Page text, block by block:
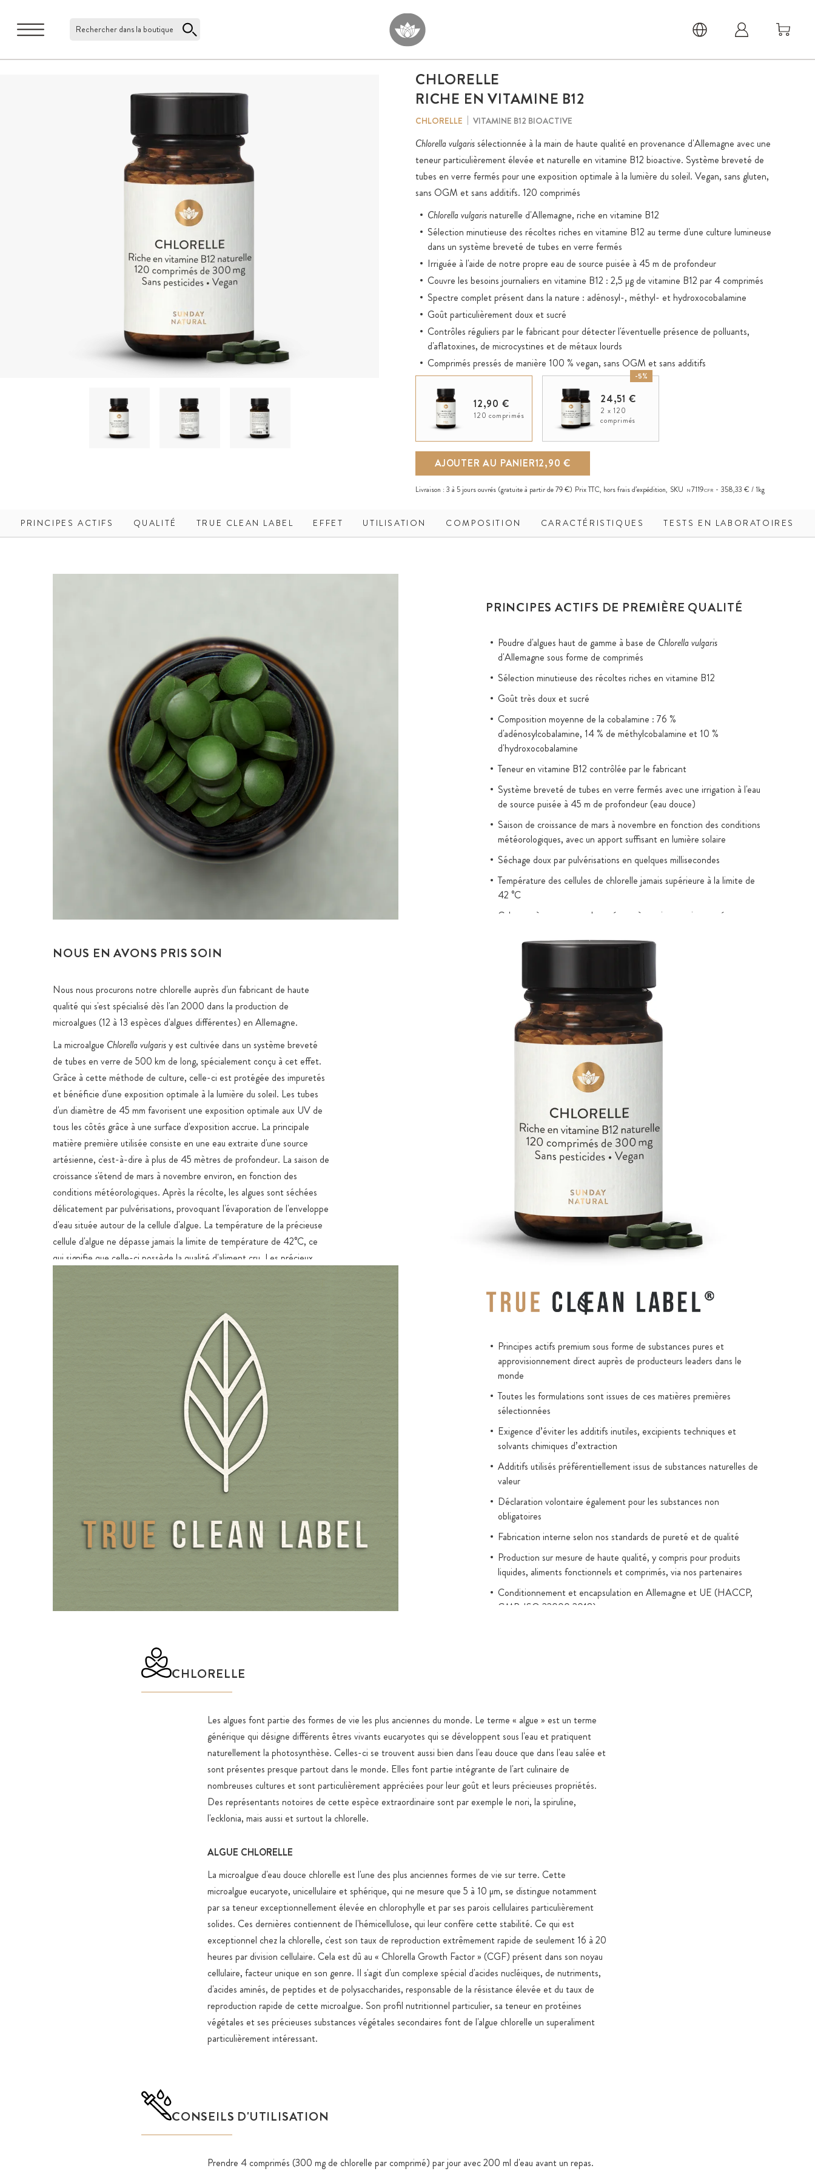
Rechercher dans la boutique
CHLORELLE
RICHE EN VITAMINE B12
CHLORELLE VITAMINE B12 BIOACTIVE
Chlorella vulgarissélectionnée à la main de haute qualité en provenance d'Allemagne avec une
teneur particulièrement élevée et naturelle en vitamine B12 bioactive. Système breveté de
tubes en verre fermés pour une exposition optimale à la lumière du soleil. Vegan, sans gluten,
sans OGM et sans additifs. 120 comprimés
Chlorella vulgarisnaturelle d'Allemagne, riche en vitamine B12
Sélection minutieuse des récoltes riches en vitamine B12 au terme d'une culture lumineuse
dans un système breveté de tubes en verre fermés
Irriguée à l'aide de notre propre eau de source puisée à 45 m de profondeur
Couvre les besoins journaliers en vitamine B12 : 2,5 µg de vitamine B12 par 4 comprimés
Spectre complet présent dans la nature : adénosyl-, méthyl- et hydroxocobalamine
Goût particulièrement doux et sucré
Contrôles réguliers par le fabricant pour détecter l'éventuelle présence de polluants,
d'aflatoxines, de microcystines et de métaux lourds
Comprimés pressés de manière 100 % vegan, sans OGM et sans additifs
Idéal pour compléter les régimes alimentaires végétariens et vegan
12,90 €
120 comprimés
-5%
24,51 €
2 x 120
comprimés
AJOUTER AU PANIER12,90 €
Livraison : 3 à 5 jours ouvrés (gratuite à partir de 79 €) Prix TTC, horsfrais d’expédition, SKU N7119CFR 358,33 € / 1kg
PRINCIPES ACTIFS QUALITÉ TRUE CLEAN LABEL EFFET UTILISATION COMPOSITION CARACTÉRISTIQUES TESTS EN LABORATOIRES
PRINCIPES ACTIFS DE PREMIÈRE QUALITÉ
Poudre d'algues haut de gamme à base de Chlorella vulgaris
d'Allemagne sous forme de comprimés
Sélection minutieuse des récoltes riches en vitamine B12
Goût très doux et sucré
Composition moyenne de la cobalamine : 76 %
d'adénosylcobalamine, 14 % de méthylcobalamine et 10 %
d'hydroxocobalamine
Teneur en vitamine B12 contrôlée par le fabricant
Système breveté de tubes en verre fermés avec une irrigation à l'eau
de source puisée à 45 m de profondeur (eau douce)
Saison de croissance de mars à novembre en fonction des conditions
météorologiques, avec un apport suffisant en lumière solaire
Séchage doux par pulvérisations en quelques millisecondes
Température des cellules de chlorelle jamais supérieure à la limite de
42 °C
Culture très pure, sans algues étrangères ni autres impuretés
Contrôles réguliers par le fabricant pour détecter l'éventuelle
présence de polluants, d'aflatoxines, de microcystines et de métaux
Vegan : aucun ajout de substances d'origine animale lors de la culture
NOUS EN AVONS PRIS SOIN
Nous nous procurons notre chlorelle auprès d'un fabricant de haute
qualité qui s'est spécialisé dès l'an 2000 dans la production de
microalgues (12 à 13 espèces d'algues différentes) en Allemagne.
La microalgue Chlorella vulgarisy est cultivée dans un système breveté
de tubes en verre de 500 km de long, spécialement conçu à cet effet.
Grâce à cette méthode de culture, celle-ci est protégée des impuretés
et bénéficie d'une exposition optimale à la lumière du soleil. Les tubes
d'un diamètre de 45 mm favorisent une exposition optimale aux UV de
tous les côtés grâce à une surface d'exposition accrue. La principale
matière première utilisée consiste en une eau extraite d'une source
artésienne, c'est-à-dire à plus de 45 mètres de profondeur. La saison de
croissance s'étend de mars à novembre environ, en fonction des
conditions météorologiques. Après la récolte, les algues sont séchées
délicatement par pulvérisations, provoquant l'évaporation de l'enveloppe
d'eau située autour de la cellule d'algue. La température de la précieuse
cellule d'algue ne dépasse jamais la limite de température de 42°C, ce
qui signifie que celle-ci possède la qualité d'aliment cru. Les précieux
CHLORELLE NATURELLEMENT RICHE EN VITAMINE B12
Les quelques récoltes de chlorelle dont la teneur en vitamine B12
naturelle est exceptionnellement élevée sont sélectionnées au cours
d'un processus de sélection minutieux. Le fabricant est en outre le
premier à avoir réussi à faire analyser la composition des cobalamines
grâce à des tests approfondis. La teneur naturelle en vitamine B12 se
compose ainsi en moyenne de 76 % d'adénosylcobalamine, de 14 % de
méthylcobalamine et de 10 % d'hydroxocobalamine.
Les produits sont régulièrement analysés par le fabricant en interne,
détecter l'éventuelle présence de polluants, d'aflatoxines, de
microcystines ou encore de métaux lourds. Les systèmes de tubes sont
exclusivement nettoyés au H2O2 et n'entrent donc jamais en contact
produit exceptionnelle.
Principes actifs premium sous forme de substances pures et
approvisionnement direct auprès de producteurs leaders dans le
monde
Toutes les formulations sont issues de ces matières premières
sélectionnées
Exigence d’éviter les additifs inutiles, excipients techniques et
solvants chimiques d’extraction
Additifs utilisés préférentiellement issus de substances naturelles de
valeur
Déclaration volontaire également pour les substances non
obligatoires
Fabrication interne selon nos standards de pureté et de qualité
Production sur mesure de haute qualité, y compris pour produits
liquides, aliments fonctionnels et comprimés, via nos partenaires
Conditionnement et encapsulation en Allemagne et UE (HACCP,
GMP, ISO 22000:2018)
Stockage en verre ambré ou dans des contenants alimentaires
spécifiques selon le règlement CE 10/2011
Expédition dans des cartons certifiés et durables destinés aux
produits alimentaires
Tous les produits 100 % exempts de stéarate de magnésium,
nanoparticules (sauf exceptions légales), OGM, colorants et arômes
CHLORELLE
Les algues font partie des formes de vie les plus anciennes du monde. Le terme « algue » est un terme
générique qui désigne différents êtres vivants eucaryotes qui se développent sous l'eau et pratiquent
naturellement la photosynthèse. Celles-ci se trouvent aussi bien dans l'eau douce que dans l'eau salée et
sont présentes presque partout dans le monde. Elles font partie intégrante de l'art culinaire de
nombreuses cultures et sont particulièrement appréciées pour leur goût et leurs précieuses propriétés.
Des représentants notoires de cette espèce extraordinaire sont par exemple le nori, la spiruline,
l'ecklonia, mais aussi et surtout la chlorelle.
ALGUE CHLORELLE
La microalgue d'eau douce chlorelle est l'une des plus anciennes formes de vie sur terre. Cette
microalgue eucaryote, unicellulaire et sphérique, qui ne mesure que 5 à 10 µm, se distingue notamment
par sa teneur exceptionnellement élevée en chlorophylle et par ses parois cellulaires particulièrement
solides. Ces dernières contiennent de l'hémicellulose, qui leur confère cette stabilité. Ce qui est
exceptionnel chez la chlorelle, c'est son taux de reproduction extrêmement rapide de seulement 16 à 20
heures par division cellulaire. Cela est dû au « Chlorella Growth Factor » (CGF) présent dans son noyau
cellulaire, facteur unique en son genre. Il s'agit d'un complexe spécial d'acides nucléiques, de nutriments,
d'acides aminés, de peptides et de polysaccharides, responsable de la résistance élevée et du taux de
reproduction rapide de cette microalgue. Son profil nutritionnel particulier, sa teneur en protéines
végétales et ses précieuses substances végétales secondaires font de l'algue chlorelle un superaliment
particulièrement intéressant.
CONSEILS D'UTILISATION
Prendre 4 comprimés (300 mg de chlorelle par comprimé) par jour avec 200 ml d'eau avant un repas.